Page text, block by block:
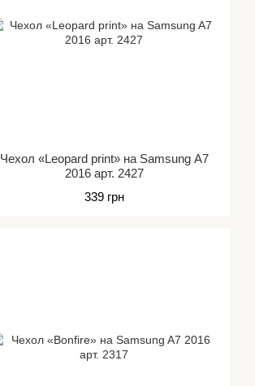
Чехол «Leopard print» на Samsung A7
2016 арт. 2427
339 грн